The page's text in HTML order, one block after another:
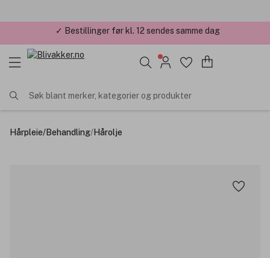
✓ Årets Nettbutikk 2026 og 2025
Søk blant merker, kategorier og produkter
Hårpleie/Behandling/Hårolje